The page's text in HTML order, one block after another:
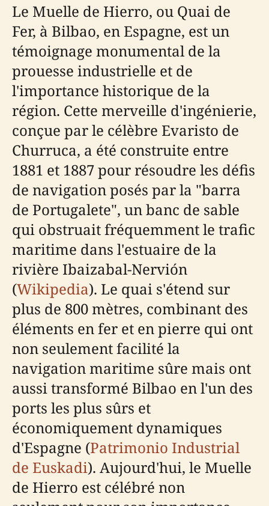
Le Muelle de Hierro, ou Quai de
Fer, à Bilbao, en Espagne, est un
témoignage monumental de la
prouesse industrielle et de
l'importance historique de la
région. Cette merveille d'ingénierie,
conçue par le célèbre Evaristo de
Churruca, a été construite entre
1881 et 1887 pour résoudre les défis
de navigation posés par la "barra
de Portugalete", un banc de sable
qui obstruait fréquemment le trafic
maritime dans l'estuaire de la
rivière Ibaizabal-Nervión
(Wikipedia). Le quai s'étend sur
plus de 800 mètres, combinant des
éléments en fer et en pierre qui ont
non seulement facilité la
navigation maritime sûre mais ont
aussi transformé Bilbao en l'un des
ports les plus sûrs et
économiquement dynamiques
d'Espagne (Patrimonio Industrial
de Euskadi). Aujourd'hui, le Muelle
de Hierro est célébré non